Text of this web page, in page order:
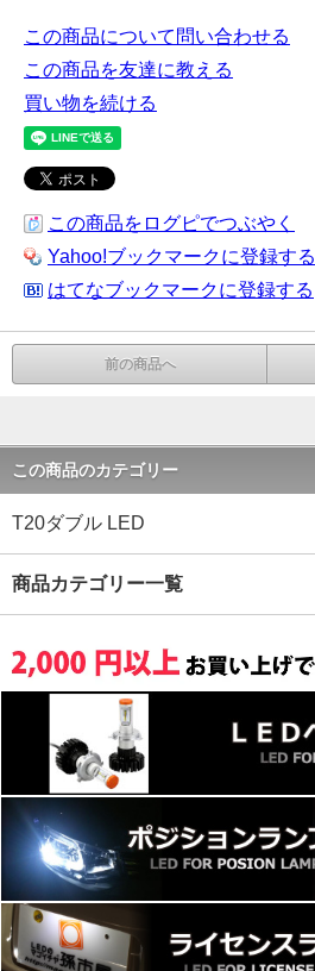
この商品について問い合わせる
この商品を友達に教える
買い物を続ける
この商品をログピでつぶやく
Yahoo!ブックマークに登録する
はてなブックマークに登録する
前の商品へ
この商品のカテゴリー
T20ダブル LED
商品カテゴリー一覧